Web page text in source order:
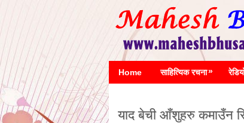
Home साहित्यिक रचना»
याद बेची आँशुहरु कमाउँन